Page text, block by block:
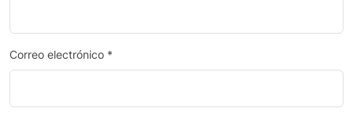
Correo electrónico *